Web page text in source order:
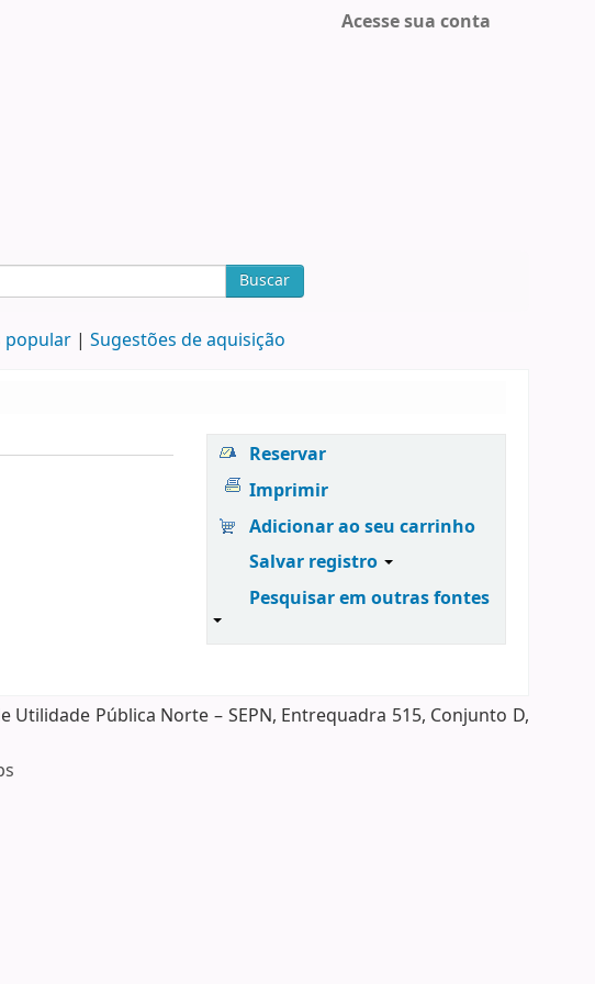
Acesse sua conta
Buscar
popular Sugestões de aquisição
Reservar
Imprimir
Adicionar ao seu carrinho
Salvar registro
Pesquisar em outras fontes
Pública Norte – SEPN, Entrequadra 515, Conjunto D,